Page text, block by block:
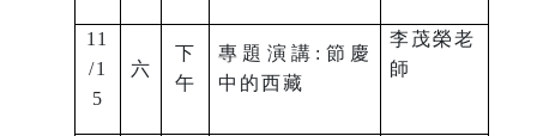
11
/1
5
六
下
午
專題演講:節慶
中的西藏
李茂榮老
師